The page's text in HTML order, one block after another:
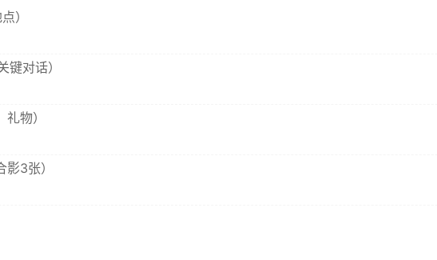
）
对话）
物）
3张）